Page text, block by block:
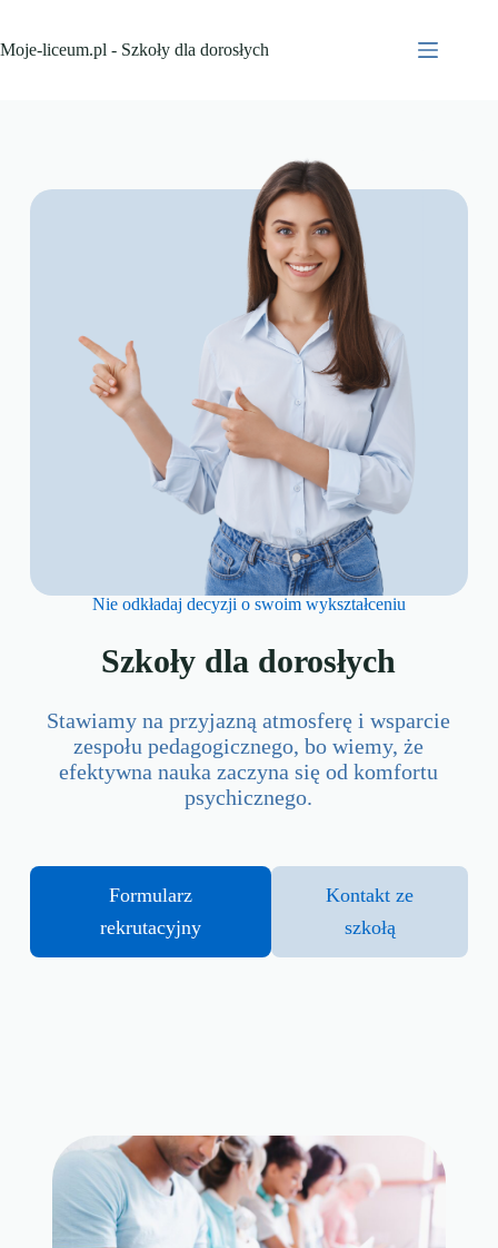
Moje-liceum.pl - Szkoły dla dorosłych
Nie odkładaj decyzji o swoim wykształceniu
Szkoły dla dorosłych
Stawiamy na przyjazną atmosferę i wsparcie
zespołu pedagogicznego, bo wiemy, że
efektywna nauka zaczyna się od komfortu
psychicznego.
Formularz
rekrutacyjny
Kontakt ze
szkołą